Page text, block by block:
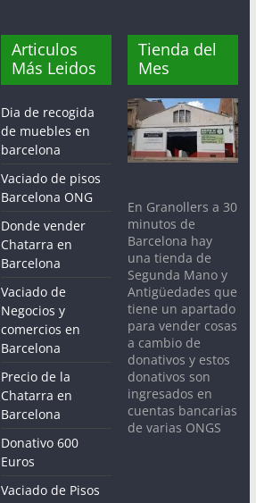
Articulos
Más Leidos
Dia de recogida
de muebles en
barcelona
Vaciado de pisos
Barcelona ONG
Donde vender
Chatarra en
Barcelona
Vaciado de
Negocios y
comercios en
Barcelona
Precio de la
Chatarra en
Barcelona
Donativo 600
Euros
Vaciado de Pisos
Tienda del
Mes
En Granollers a 30
minutos de
Barcelona hay
una tienda de
Segunda Mano y
Antigüedades que
tiene un apartado
para vender cosas
a cambio de
donativos y estos
donativos son
ingresados en
cuentas bancarias
de varias ONGS